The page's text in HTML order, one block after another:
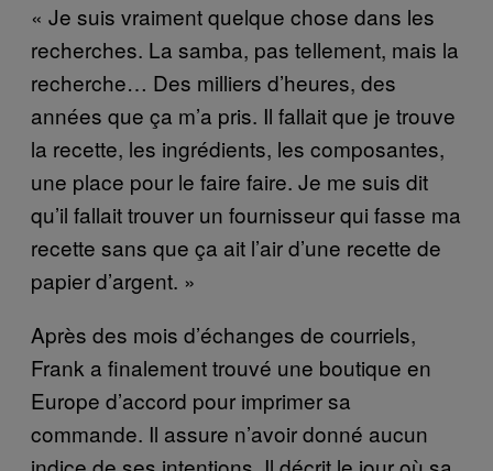
« Je suis vraiment quelque chose dans les
recherches. La samba, pas tellement, mais la
recherche… Des milliers d’heures, des
années que ça m’a pris. Il fallait que je trouve
la recette, les ingrédients, les composantes,
une place pour le faire faire. Je me suis dit
qu’il fallait trouver un fournisseur qui fasse ma
recette sans que ça ait l’air d’une recette de
papier d’argent. »
Après des mois d’échanges de courriels,
Frank a finalement trouvé une boutique en
Europe d’accord pour imprimer sa
commande. Il assure n’avoir donné aucun